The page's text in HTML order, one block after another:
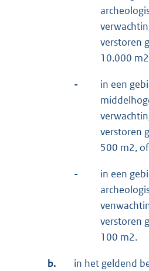
verstoren
10.000
-
in een
verstoren
500 m2,
-
in een
verstoren
100 m2.
b.
in het geldend